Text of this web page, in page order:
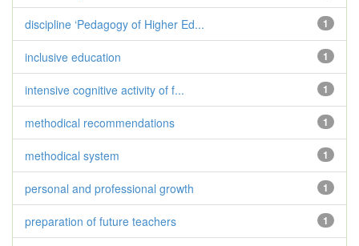
1
discipline ‘Pedagogy of Higher Ed...
1
inclusive education
1
intensive cognitive activity of f...
1
methodical recommendations
1
methodical system
1
personal and professional growth
1
preparation of future teachers